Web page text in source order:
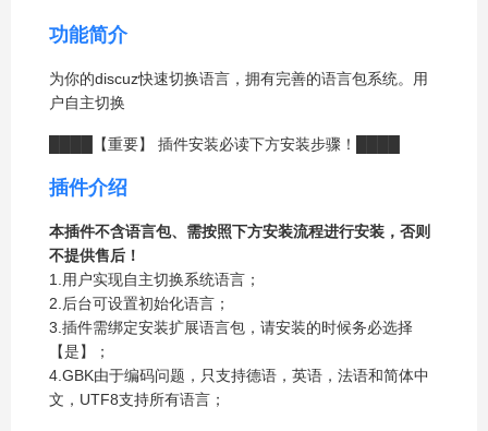
功能简介
为你的discuz快速切换语言，拥有完善的语言包系统。用
户自主切换
████【重要】 插件安装必读下方安装步骤！████
插件介绍
本插件不含语言包、需按照下方安装流程进行安装，否则
不提供售后！
1.用户实现自主切换系统语言；
2.后台可设置初始化语言；
3.插件需绑定安装扩展语言包，请安装的时候务必选择
【是】；
4.GBK由于编码问题，只支持德语，英语，法语和简体中
文，UTF8支持所有语言；